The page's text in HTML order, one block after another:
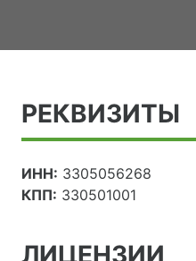
РЕКВИЗИТЫ
ИНН: 3305056268
КПП: 330501001
ЛИЦЕНЗИИ